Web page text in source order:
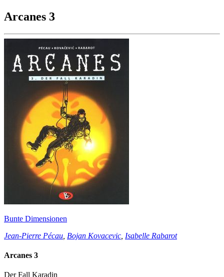
Arcanes 3
Bunte Dimensionen
Jean-Pierre Pécau Bojan Kovacevic Isabelle Rabarot
Arcanes 3
Der Fall Karadin